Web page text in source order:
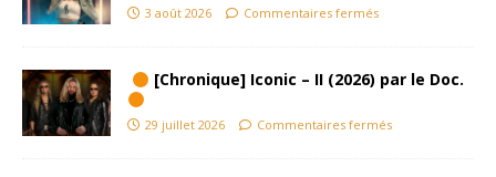
3 août 2026 Commentaires fermés
[Chronique] Iconic – II (2026) par le Doc.
29 juillet 2026 Commentaires fermés